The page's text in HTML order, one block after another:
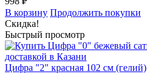
В корзину Продолжить покупки
Скидка!
Быстрый просмотр
Цифра "2" красная 102 см (гелий)